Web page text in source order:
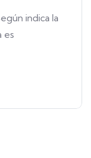
indica la
es